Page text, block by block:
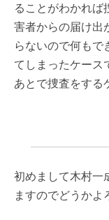
ることがわかれば
害者からの届け出
らないので何もで
てしまったケース
あとで捜査をする
初めまして木村一
ますのでどうかよ